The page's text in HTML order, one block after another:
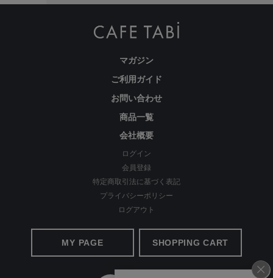
やわらかタッチと暖かさで冬を快適に
超極細糸の美起毛でしっとり滑らか。蓄熱保温効果で寒さ知ら
ず。見た目も着心地もあたたかい一本です。
マガジン
ご利用ガイド
お問い合わせ
商品一覧
会社概要
ログイン
会員登録
特定商取引法に基づく表記
プライバシーポリシー
ログアウト
MY PAGE SHOPPING CART